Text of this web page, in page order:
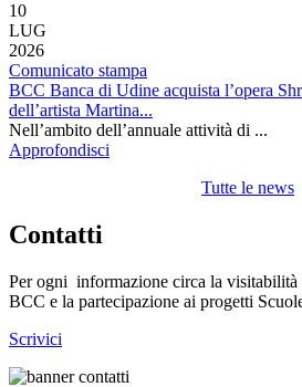
10
LUG
2026
Comunicato stampa
BCC Banca di Udine acquista l’opera
dell’artista Martina...
Nell’ambito dell’annuale attività di ...
Approfondisci
Tutte le news
Contatti
Per ogni informazione circa la visitabilità
BCC e la partecipazione ai progetti
Scrivici